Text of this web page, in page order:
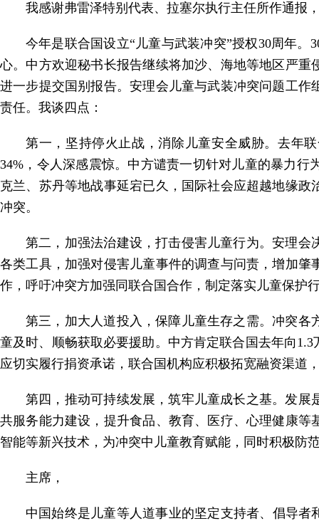
我感谢弗雷泽特别代表、拉塞尔执行主任所作通报
今年是联合国设立“儿童与武装冲突”授权30周年
心。中方欢迎秘书长报告继续将加沙、海地等地区严
进一步提交国别报告。安理会儿童与武装冲突问题工
责任。我谈四点：
第一，坚持停火止战，消除儿童安全威胁。去年
34%，令人深感震惊。中方谴责一切针对儿童的暴力
克兰、苏丹等地战事延宕已久，国际社会应超越地缘
冲突。
第二，加强法治建设，打击侵害儿童行为。安理
各类工具，加强对侵害儿童事件的调查与问责，增加
作，呼吁冲突方加强同联合国合作，制定落实儿童保护
第三，加大人道投入，保障儿童生存之需。冲突
童及时、顺畅获取必要援助。中方肯定联合国去年向
应切实履行捐资承诺，联合国机构应积极拓宽融资渠道
第四，推动可持续发展，筑牢儿童成长之基。发
共服务能力建设，提升食品、教育、医疗、心理健康
智能等新兴技术，为冲突中儿童教育赋能，同时积极防
主席，
中国始终是儿童等人道事业的坚定支持者、倡导